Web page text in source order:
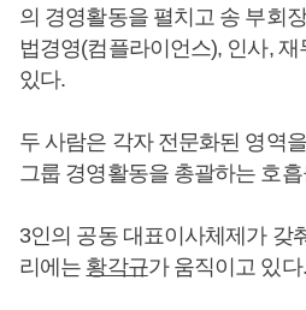
의 경영활동을 펼치고 송 부회
법경영(컴플라이언스), 인사,
있다.
두 사람은 각자 전문화된 영역
그룹 경영활동을 총괄하는 호
3인의 공동 대표이사체제가 갖
리에는 황각규가 움직이고 있다.